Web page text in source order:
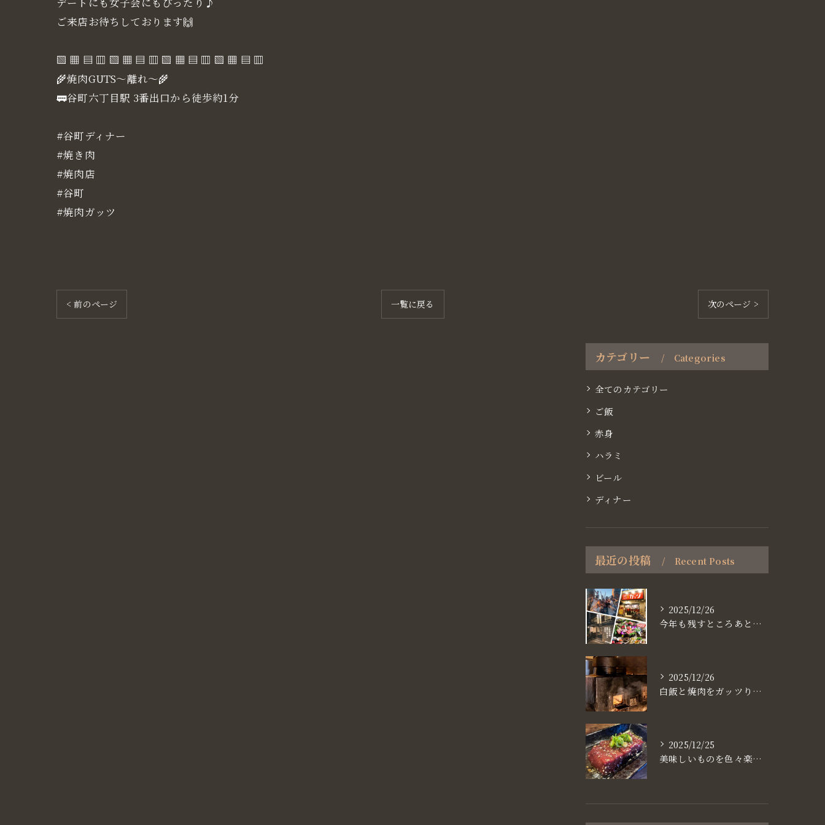
ご来店お待ちしております🙌
▧ ▦ ▤ ▥ ▧ ▦ ▤ ▥ ▧ ▦ ▤ ▥ ▧ ▦ ▤ ▥
🌾焼肉GUTS～離れ～🌾
🚃谷町六丁目駅 3番出口から徒歩約1分
#谷町ディナー
#焼き肉
#焼肉店
#谷町
#焼肉ガッツ
< 前のページ 一覧に戻る 次のページ >
カテゴリー Categories
全てのカテゴリー
ご飯
赤身
ハラミ
ビール
ディナー
最近の投稿 Recent Posts
2025/12/26
今年も残すところあと、6日。
2025/12/26
白飯と焼肉をガッツり食べたいなら
2025/12/25
美味しいものを色々楽しめるのが #お店で焼肉